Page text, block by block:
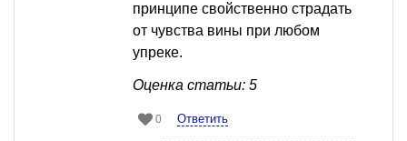
принципе свойственно страдать
от чувства вины при любом
упреке.
Оценка статьи: 5
0 Ответить